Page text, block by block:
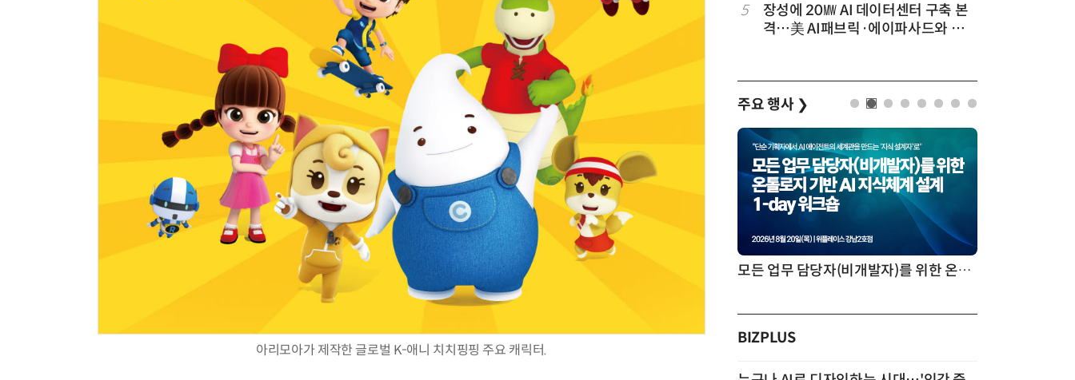
아리모아가 제작한 글로벌 K-애니 치치핑핑 주요 캐릭터.
10 전북 김제에 캐나다 첨단 배터리 기
업 들어선다…2030년까지 893억
투입
5
장성에 20㎿ AI 데이터센터 구축 본
격…美 AI패브릭·에이파사드와 업
주요 행사 ❯
AI × Design : UX 디자이너의 5가지 생존 전략과 실전 대응 모든 업무 담당자(비개발자)를 위한 온톨로지 기반 AI 지식체계 설계 1-day 워크숍
BIZPLUS